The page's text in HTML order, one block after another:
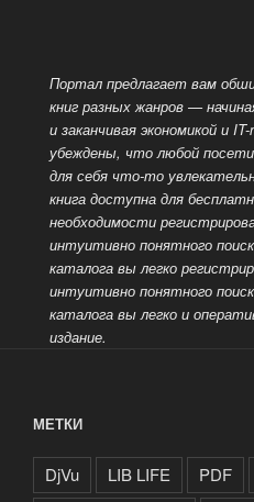
Портал предлагает вам
книг разных жанров —
и заканчивая экономикой и
убеждены, что любой
для себя что-то
книга доступна для
необходимости
интуитивно понятного
каталога вы легко
интуитивно понятного
каталога вы легко и
издание.
МЕТКИ
DjVu LIB LIFE PDF